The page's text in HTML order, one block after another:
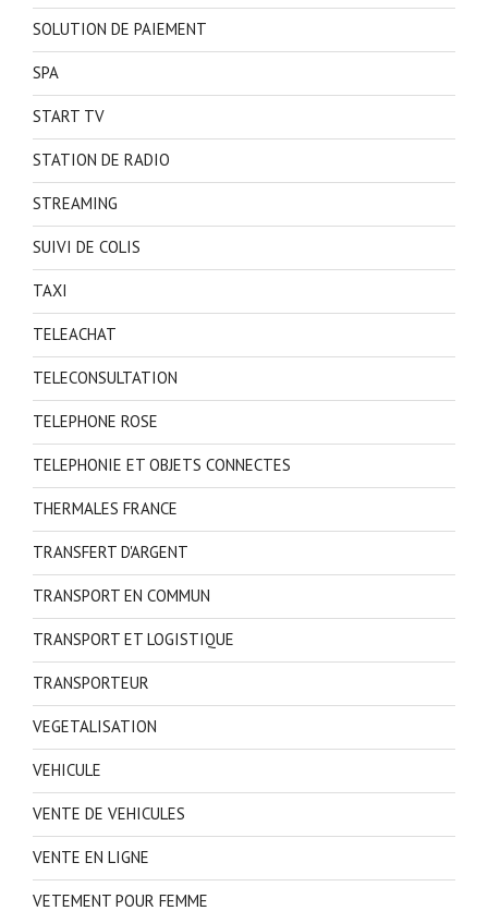
SOLUTION DE PAIEMENT
SPA
START TV
STATION DE RADIO
STREAMING
SUIVI DE COLIS
TAXI
TELEACHAT
TELECONSULTATION
TELEPHONE ROSE
TELEPHONIE ET OBJETS CONNECTES
THERMALES FRANCE
TRANSFERT D'ARGENT
TRANSPORT EN COMMUN
TRANSPORT ET LOGISTIQUE
TRANSPORTEUR
VEGETALISATION
VEHICULE
VENTE DE VEHICULES
VENTE EN LIGNE
VETEMENT POUR FEMME